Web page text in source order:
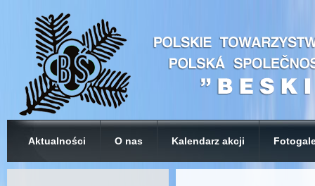
Aktualności O nas Kalendarz akcji